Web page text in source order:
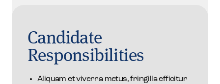
Candidate
Responsibilities
Aliquam et viverra metus, fringilla efficitur